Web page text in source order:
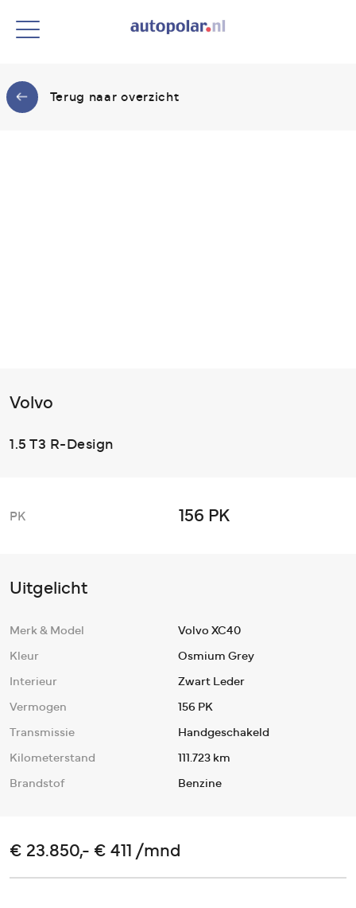
Terug naar overzicht
Volvo
1.5 T3 R-Design
PK 156 PK
Uitgelicht
Merk & Model Volvo XC40
Kleur Osmium Grey
Interieur Zwart Leder
Vermogen 156 PK
Transmissie Handgeschakeld
Kilometerstand 111.723 km
Brandstof Benzine
€ 23.850,- € 411 /mnd